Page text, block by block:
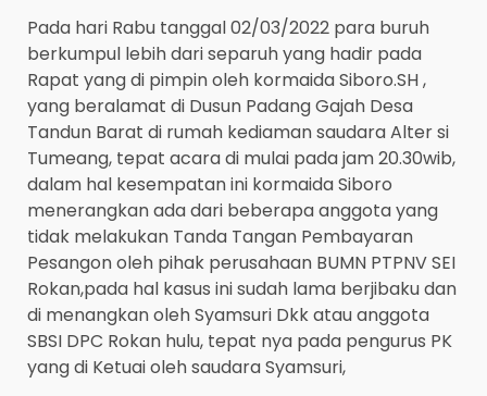
Pada hari Rabu tanggal 02/03/2022 para buruh
berkumpul lebih dari separuh yang hadir pada
Rapat yang di pimpin oleh kormaida Siboro.SH ,
yang beralamat di Dusun Padang Gajah Desa
Tandun Barat di rumah kediaman saudara Alter si
Tumeang, tepat acara di mulai pada jam 20.30wib,
dalam hal kesempatan ini kormaida Siboro
menerangkan ada dari beberapa anggota yang
tidak melakukan Tanda Tangan Pembayaran
Pesangon oleh pihak perusahaan BUMN PTPNV SEI
Rokan,pada hal kasus ini sudah lama berjibaku dan
di menangkan oleh Syamsuri Dkk atau anggota
SBSI DPC Rokan hulu, tepat nya pada pengurus PK
yang di Ketuai oleh saudara Syamsuri,